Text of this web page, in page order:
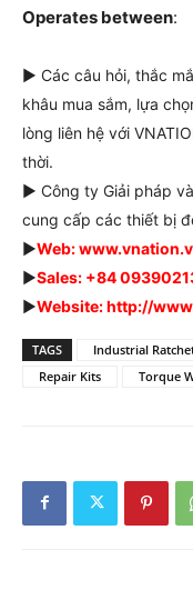
Operates between:
► Các câu hỏi, thắc
khâu mua sắm, lựa
lòng liên hệ với
thời.
► Công ty Giải pháp
cung cấp các thiết bị
►Web:
►Sales: +84
►Website: http://
TAGS Industrial
Repair Kits
Torque